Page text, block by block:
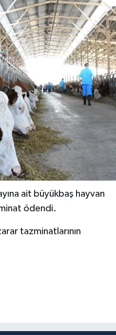
ait büyükbaş hayvan
ödendi.
tazminatlarının